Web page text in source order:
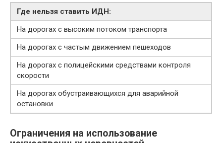
Где нельзя ставить ИДН:
На дорогах с высоким потоком транспорта
На дорогах с частым движением пешеходов
На дорогах с полицейскими средствами контроля
скорости
На дорогах обустраивающихся для аварийной
остановки
Ограничения на использование